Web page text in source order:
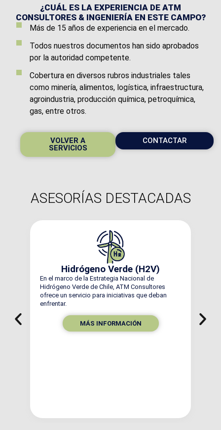
¿CUÁL ES LA EXPERIENCIA DE ATM
CONSULTORES & INGENIERÍA EN ESTE CAMPO?
Más de 15 años de experiencia en el mercado.
Todos nuestros documentos han sido aprobados
por la autoridad competente.
Cobertura en diversos rubros industriales tales
como minería, alimentos, logística, infraestructura,
agroindustria, producción química, petroquímica,
gas, entre otros.
VOLVER A
SERVICIOS
CONTACTAR
ASESORÍAS DESTACADAS
Hidrógeno Verde (H2V)
En el marco de la Estrategia Nacional de
Hidrógeno Verde de Chile, ATM Consultores
ofrece un servicio para iniciativas que deban
enfrentar.
MÁS INFORMACIÓN